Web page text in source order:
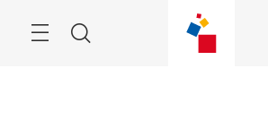
Arama